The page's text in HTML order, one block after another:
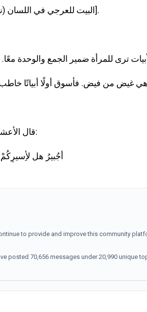
[البيت للعرجي في اللسان (نقخ) والنُقاخ: الماء البارد العذب الصافي].
– قال الأعشى من قصيدة في الديوان (ط ٧) ١٧٩:
أجُبيرُ هل
to provide and improve this community
posted 70,656 messages under 20,990 unique